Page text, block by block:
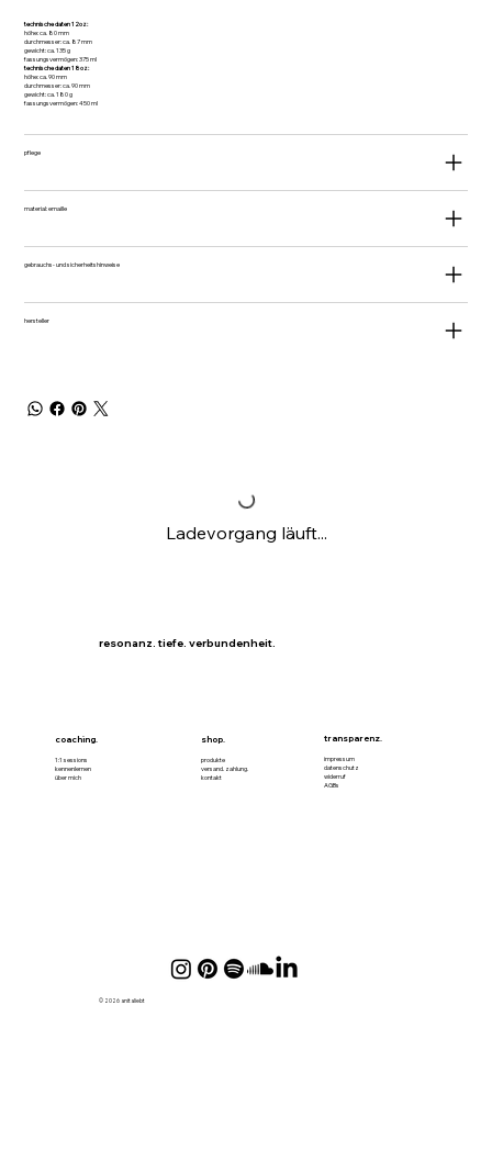
technische daten 12oz:
höhe: ca. 80 mm
durchmesser: ca. 87 mm
gewicht: ca. 135 g
fassungsvermögen: 375 ml
technische daten 18oz:
höhe: ca. 90 mm
durchmesser: ca. 90 mm
gewicht: ca. 180 g
fassungsvermögen: 450 ml
pflege
material: emaille
gebrauchs- und sicherheitshinweise
hersteller
Ladevorgang läuft...
resonanz. tiefe. verbundenheit.
coaching.
1:1 sessions
kennenlernen
über mich
shop.
produkte
versand. zahlung.
kontakt
transparenz.
impressum
datenschutz
widerruf
AGBs
© 2026 anitaliebt